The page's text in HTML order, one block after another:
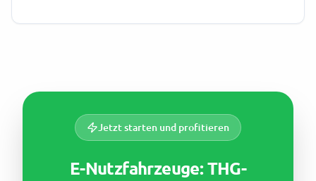
Jetzt starten und profitieren
E-Nutzfahrzeuge: THG-